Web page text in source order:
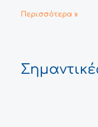
Περισσότερα »